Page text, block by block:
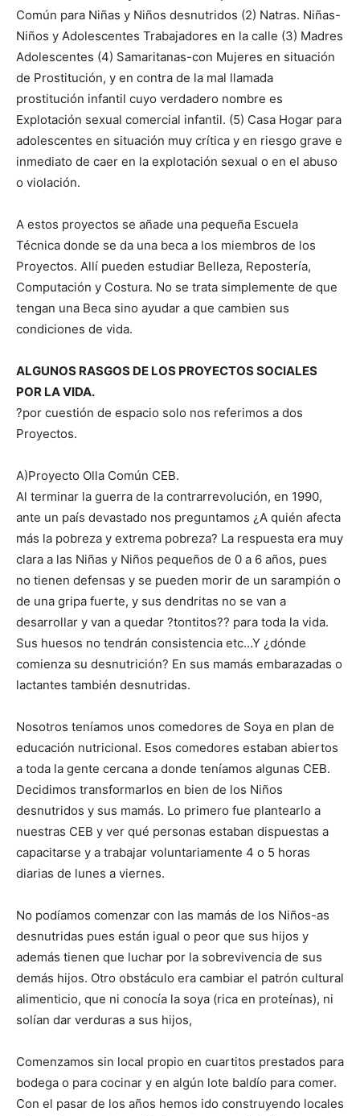
Común para Niñas y Niños desnutridos (2) Natras. Niñas-
Niños y Adolescentes Trabajadores en la calle (3) Madres
Adolescentes (4) Samaritanas-con Mujeres en situación
de Prostitución, y en contra de la mal llamada
prostitución infantil cuyo verdadero nombre es
Explotación sexual comercial infantil. (5) Casa Hogar para
adolescentes en situación muy crítica y en riesgo grave e
inmediato de caer en la explotación sexual o en el abuso
o violación.
A estos proyectos se añade una pequeña Escuela
Técnica donde se da una beca a los miembros de los
Proyectos. Allí pueden estudiar Belleza, Repostería,
Computación y Costura. No se trata simplemente de que
tengan una Beca sino ayudar a que cambien sus
condiciones de vida.
ALGUNOS RASGOS DE LOS PROYECTOS SOCIALES
POR LA VIDA.
?por cuestión de espacio solo nos referimos a dos
Proyectos.
A)Proyecto Olla Común CEB.
Al terminar la guerra de la contrarrevolución, en 1990,
ante un país devastado nos preguntamos ¿A quién afecta
más la pobreza y extrema pobreza? La respuesta era muy
clara a las Niñas y Niños pequeños de 0 a 6 años, pues
no tienen defensas y se pueden morir de un sarampión o
de una gripa fuerte, y sus dendritas no se van a
desarrollar y van a quedar ?tontitos?? para toda la vida.
Sus huesos no tendrán consistencia etc…Y ¿dónde
comienza su desnutrición? En sus mamás embarazadas o
lactantes también desnutridas.
Nosotros teníamos unos comedores de Soya en plan de
educación nutricional. Esos comedores estaban abiertos
a toda la gente cercana a donde teníamos algunas CEB.
Decidimos transformarlos en bien de los Niños
desnutridos y sus mamás. Lo primero fue plantearlo a
nuestras CEB y ver qué personas estaban dispuestas a
capacitarse y a trabajar voluntariamente 4 o 5 horas
diarias de lunes a viernes.
No podíamos comenzar con las mamás de los Niños-as
desnutridas pues están igual o peor que sus hijos y
además tienen que luchar por la sobrevivencia de sus
demás hijos. Otro obstáculo era cambiar el patrón cultural
alimenticio, que ni conocía la soya (rica en proteínas), ni
solían dar verduras a sus hijos,
Comenzamos sin local propio en cuartitos prestados para
bodega o para cocinar y en algún lote baldío para comer.
Con el pasar de los años hemos ido construyendo locales